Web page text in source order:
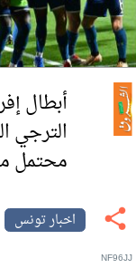
أبطال
الترجي
محتمل
اخبار تونس
NF96JJ